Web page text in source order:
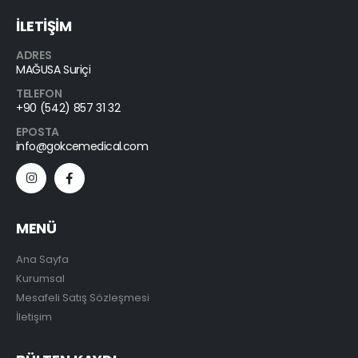
İLETİŞİM
ADRES
MAĞUSA Suriçi
TELEFON
+90 (542) 857 31 32
EPOSTA
info@gokcemedical.com
MENÜ
Ana Sayfa
Kurumsal
Mesafeli Satış Sözleşmesi
İletişim